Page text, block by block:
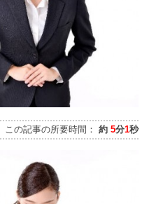
この記事の所要時間： 約 5分1秒